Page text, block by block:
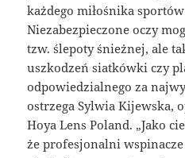
każdego miłośnika
Niezabezpieczone oczy
tzw. ślepoty śnieżnej, ale
uszkodzeń siatkówki czy
odpowiedzialnego za
ostrzega Sylwia Kijewska,
Hoya Lens Poland. „Jako
że profesjonalni